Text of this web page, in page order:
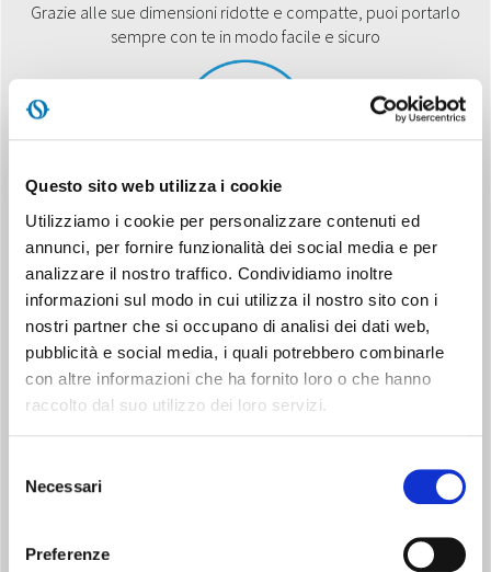
Questo sito web utilizza i cookie
Utilizziamo i cookie per personalizzare contenuti ed
annunci, per fornire funzionalità dei social media e per
analizzare il nostro traffico. Condividiamo inoltre
informazioni sul modo in cui utilizza il nostro sito con i
nostri partner che si occupano di analisi dei dati web,
pubblicità e social media, i quali potrebbero combinarle
con altre informazioni che ha fornito loro o che hanno
raccolto dal suo utilizzo dei loro servizi.
delNecessari
Preferenze
Grazie alle sue dimensioni ridotte e compatte, puoi portarlo
sempre con te in modo facile e sicuro
CROMOTERAPIA
Fino a 6 colori di luci variabili, per un'immersiva sensazione di
benessere
Dopo 6h di funzionamento continuo e quando rileva che la
tanica è vuota, si spegne in automatico